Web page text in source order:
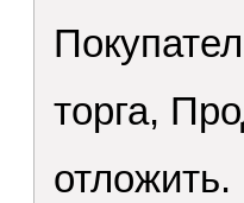
торга,
отложить.